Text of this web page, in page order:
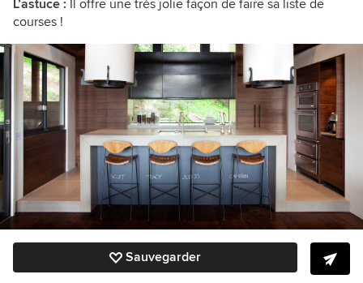
L’astuce : Il offre une très jolie façon de faire sa liste de
courses !
Sauvegarder